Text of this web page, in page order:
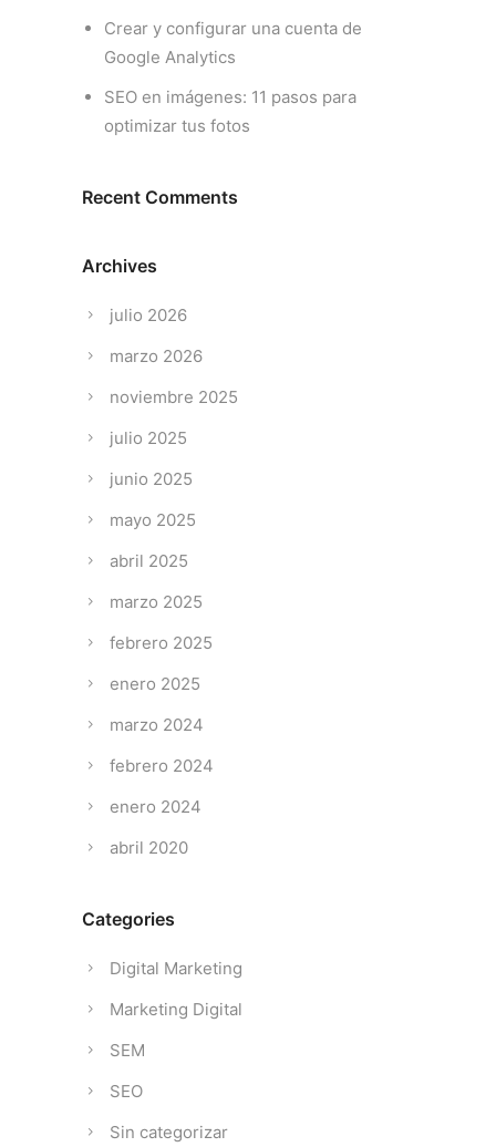
Crear y configurar una cuenta de
Google Analytics
SEO en imágenes: 11 pasos para
optimizar tus fotos
Recent Comments
Archives
julio 2026
marzo 2026
noviembre 2025
julio 2025
junio 2025
mayo 2025
abril 2025
marzo 2025
febrero 2025
enero 2025
marzo 2024
febrero 2024
enero 2024
abril 2020
Categories
Digital Marketing
Marketing Digital
SEM
SEO
Sin categorizar